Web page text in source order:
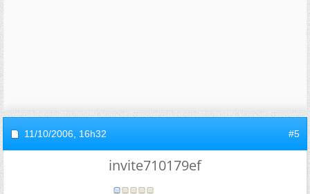
11/10/2006, 16h32 #5
invite710179ef